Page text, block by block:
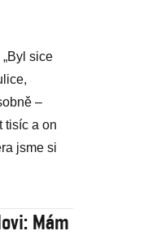
sice
–
tisíc a on
jsme si
Mám